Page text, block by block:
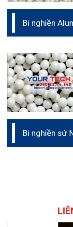
Bi nghiền
Bi nghiền sứ